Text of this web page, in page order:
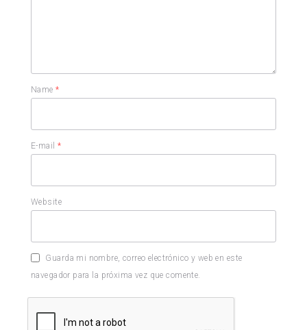
Name*
E-mail *
Website
Guarda mi nombre, correo electrónico y web en este
navegador para la próxima vez que comente.